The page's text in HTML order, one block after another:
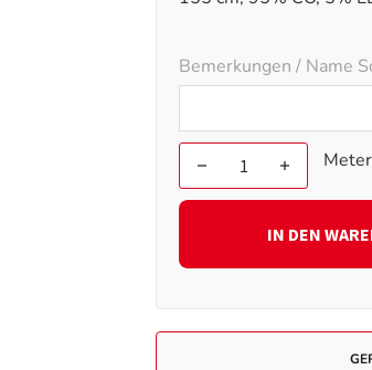
Bemerkungen / Name
Jogging155
cm,
EL,
Öko-
Meter
IN DEN